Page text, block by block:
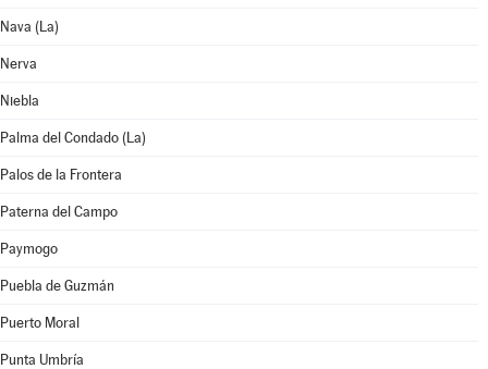
Nava (La)
Nerva
Niebla
Palma del Condado (La)
Palos de la Frontera
Paterna del Campo
Paymogo
Puebla de Guzmán
Puerto Moral
Punta Umbría